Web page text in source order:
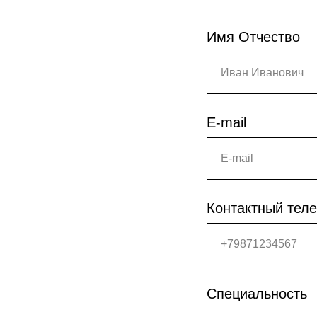
Имя Отчество
Иван Иванович
E-mail
E-mail
Контактный
+79871234567
Специальность